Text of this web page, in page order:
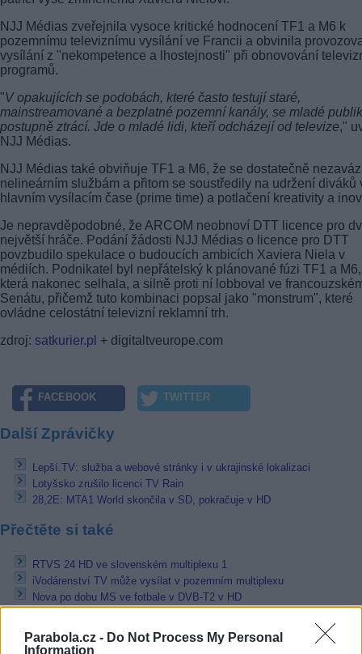
Parabola.cz - Do Not Process My Personal
Information
NJJ Médias zveřejnila vysoce kritické hodnocení TF1 a M6 k
pozemnímu televiznímu vysílání ve Francii a obvinila
vysílání z "nekompetence a lhostejnosti" při obnovování
programů.
"V opakujících se podobách, které často testují staré,
mainstreamované a bezplatné pozemní kanály, se mladé
postupně ztrácí. Jde o mladé lidi, kteří odcházejí od televize,"
NJJ Médias.
NJJ Médias také obviňuje TF1 a M6, že se dostatečně
nelineárním službám a přitom se soustředily na udržení diváků
hlavním vysílacím čase (prime time) a potlačení kreativity a
Je nepravděpodobné, že ARCOM neobnoví DTT licence pro
největší hráče. Podání žádosti NJJ Médias o licence pro DTT
povzbudilo spekulace o budoucích ambicích Xaviera Niela v
médiích. Podnikatel byl nepřátelský k plánované fúzi TF1 a M6,
která nakonec selhala, a silně proti ní lobboval ve
Senátu, přičemž tuto kombinaci popsal jako "monstrum", které
ovládne celostátní televizní reklamní trh.
zdroj: satkurier.pl + digitaltveurope.com
FACEBOOK TWITTER
Další Zprávičky
Lepší.TV: služba a webové stránky i v ukrajinské lokalizaci
Lotyšsko zrušilo licenci TV Rain
28,2E: MTA1 World skončila v SD, pokračuje v HD
Přečtěte si také
RTVS 24 HD ve slovenském multiplexu 1
iVodárenství TV může vysílat v pozemním multiplexu
Nova po dobu MS ve fotbale v DVB-T2 v HD